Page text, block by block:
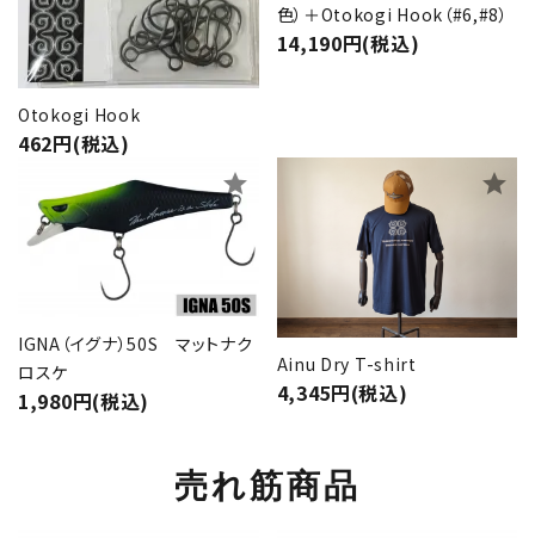
Otokogi Hook
462円(税込)
色）＋Otokogi Hook（#6,#8）
14,190円(税込)
IGNA（イグナ）50S マットナク
ロスケ
1,980円(税込)
star
Ainu Dry T-shirt
4,345円(税込)
star
売れ筋商品